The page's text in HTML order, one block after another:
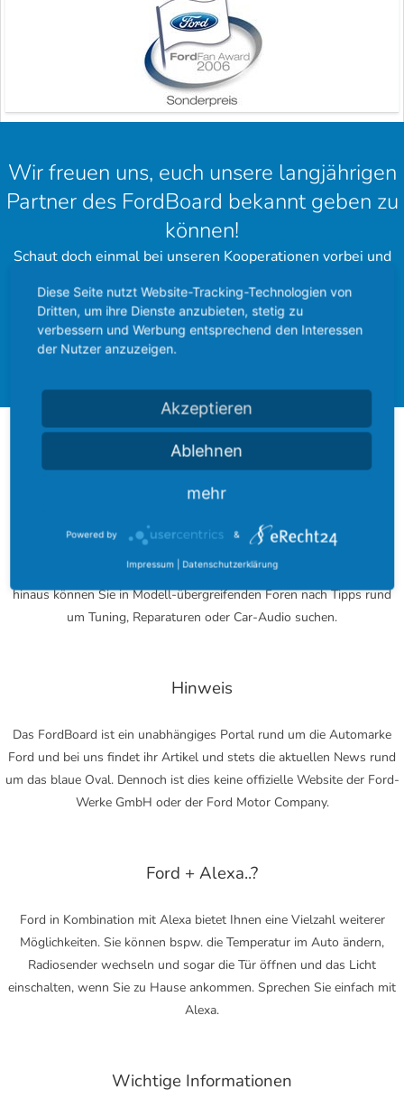
Wir freuen uns, euch unsere langjährigen
Partner des FordBoard bekannt geben zu
können!
Schaut doch einmal bei unseren Kooperationen vorbei und
Ford Community
Ford Cougar
Forum
Über das FordBoard
Das FordBoard wurde am 17. Dezember 2002 gegründet und
Community rund um das blaue Oval.
Bei uns finden Sie zu jedem Modell ein eigenes Fachforum. Darüber
hinaus können Sie in Modell-übergreifenden Foren nach Tipps rund
um Tuning, Reparaturen oder Car-Audio suchen.
Hinweis
Das FordBoard ist ein unabhängiges Portal rund um die Automarke
Ford und bei uns findet ihr Artikel und stets die aktuellen News rund
um das blaue Oval. Dennoch ist dies keine offizielle Website der Ford-
Werke GmbH oder der Ford Motor Company.
Ford + Alexa..?
Ford in Kombination mit Alexa bietet Ihnen eine Vielzahl weiterer
Möglichkeiten. Sie können bspw. die Temperatur im Auto ändern,
Radiosender wechseln und sogar die Tür öffnen und das Licht
einschalten, wenn Sie zu Hause ankommen. Sprechen Sie einfach mit
Alexa.
Wichtige Informationen
Diese Seite nutzt Website-Tracking-Technologien von
Dritten, um ihre Dienste anzubieten, stetig zu
verbessern und Werbung entsprechend den Interessen
der Nutzer anzuzeigen.
Akzeptieren
Ablehnen
mehr
Powered by &
Impressum Datenschutzerklärung